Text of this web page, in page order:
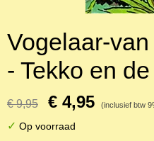
Vogelaar-
- Tekko en
€ 9,95 € 4,95 (inclusief btw
✓ Op voorraad